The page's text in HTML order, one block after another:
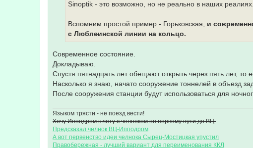
Sinoptik - это возможно, но не реально в наших реалиях.
Вспомним простой пример - Горьковская, и
с Люблеинской линии на кольцо.
Современное состояние.
Докладываю.
Спустя пятнадцать лет обещают открыть через пять лет, то
Насколько я знаю, начато сооружение тоннелей в объезд
После сооружения станции будут использоваться для
Языком трясти - не поезд вести!
Хочу Ипподром к лету с челноком по первому пути до ВЦ.
Предсказал челнок ВЦ-Ипподром
А вот первенство идеи челнока Сырец-Мостицкая упустил
Правобережная - лучший вариант для переименования ККЛ